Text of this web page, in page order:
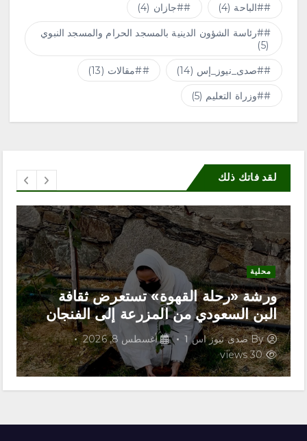
#الباحة (4) #جازان (4)
#رئاسة الشؤون الدينية بالمسجد الحرام والمسجد النبوي
(5)
#صدى_نيوز_إس (14) #مقالات (13)
#وزراة التعليم (5)
لقد فاتك ذلك
محلية
ورشة «رحلة القهوة» تستعرض ثقافة
البن السعودي من المزرعة إلى الفنجان
By صدى نيوز اس 1
أغسطس 8, 2026
30 views